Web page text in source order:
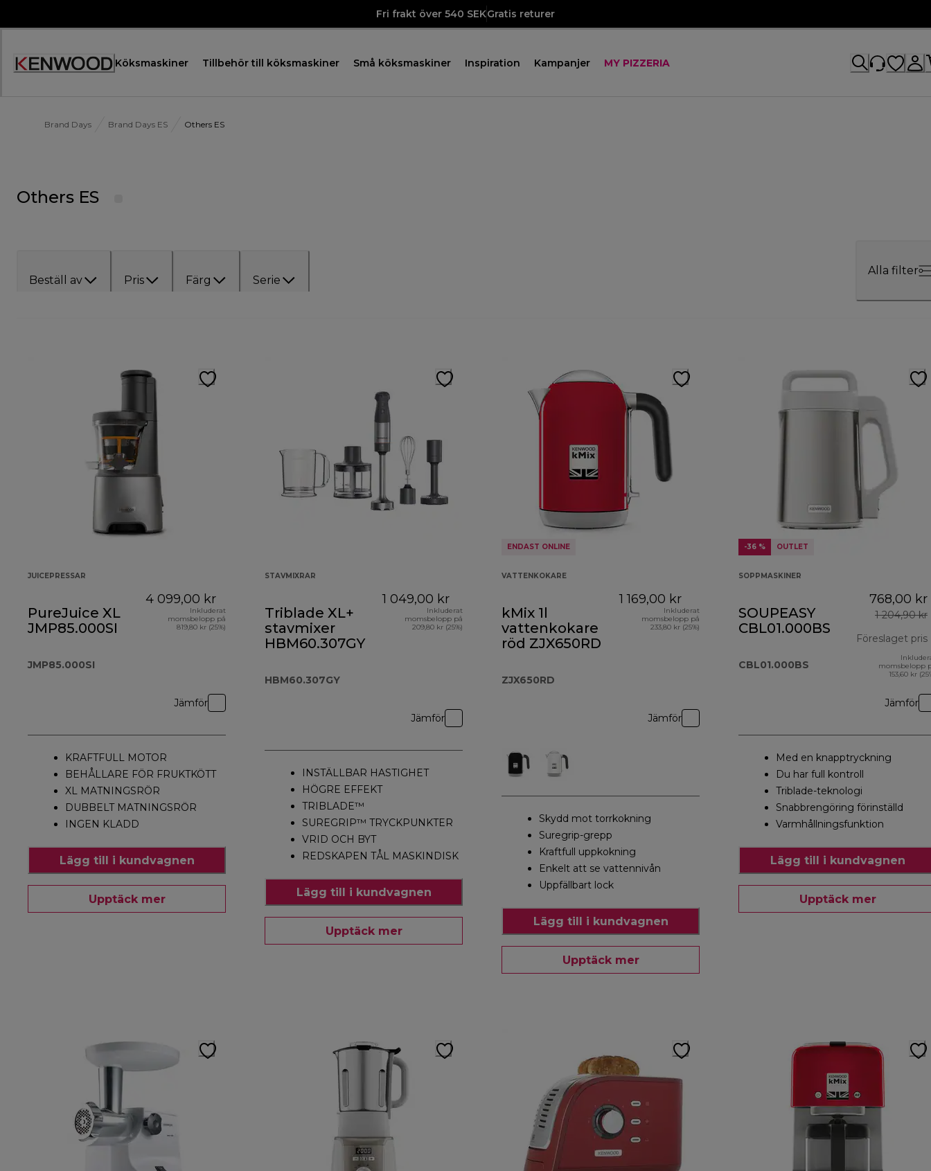
Fri frakt över 540 SEKGratis returer
Accessibility
Köksmaskiner Tillbehör till köksmaskiner Små köksmaskiner Inspiration Kampanjer MY PIZZERIA
Brand Days Brand Days ES Others ES
Others ES
Beställ av Pris Färg Serie
Alla filter
JUICEPRESSAR
PureJuice XL
JMP85.000SI
JMP85.000SI
4 099,00 kr
Inkluderat
momsbelopp på
819,80 kr (25%)
Jämför
KRAFTFULL MOTOR
BEHÅLLARE FÖR FRUKTKÖTT
XL MATNINGSRÖR
DUBBELT MATNINGSRÖR
INGEN KLADD
Lägg till i kundvagnen
Upptäck mer
STAVMIXRAR
Triblade XL+
stavmixer
HBM60.307GY
HBM60.307GY
1 049,00 kr
Inkluderat
momsbelopp på
209,80 kr (25%)
Jämför
INSTÄLLBAR HASTIGHET
HÖGRE EFFEKT
TRIBLADE™
SUREGRIP™ TRYCKPUNKTER
VRID OCH BYT
REDSKAPEN TÅL MASKINDISK
Lägg till i kundvagnen
Upptäck mer
ENDAST ONLINE
VATTENKOKARE
kMix 1l
vattenkokare
röd ZJX650RD
ZJX650RD
1 169,00 kr
Inkluderat
momsbelopp på
233,80 kr (25%)
Jämför
Skydd mot torrkokning
Suregrip-grepp
Kraftfull uppkokning
Enkelt att se vattennivån
Uppfällbart lock
Lägg till i kundvagnen
Upptäck mer
-36 % OUTLET
SOPPMASKINER
SOUPEASY
CBL01.000BS
CBL01.000BS
768,00 kr
1 204,90 kr
Föreslaget pris
momsbelopp
153,60 kr
Jämför
Med en knapptryckning
Du har full kontroll
Triblade-teknologi
Snabbrengöring förinställd
Varmhållningsfunktion
Lägg till i kundvagnen
Upptäck mer